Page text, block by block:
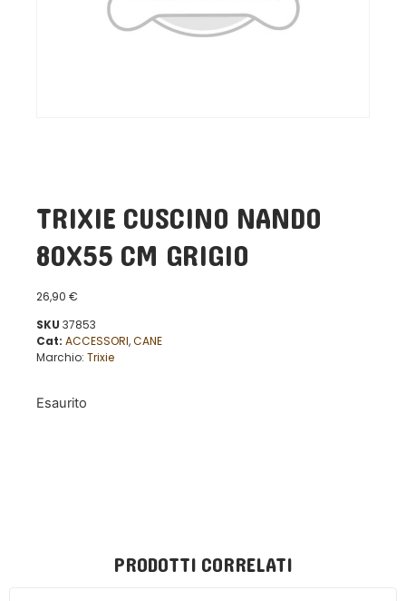
TRIXIE CUSCINO NANDO
80X55 CM GRIGIO
26,90 €
SKU 37853
Cat: ACCESSORI,CANE
Marchio: Trixie
Esaurito
PRODOTTI CORRELATI